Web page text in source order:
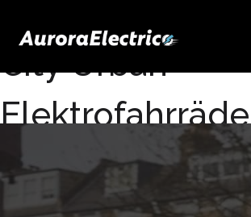
City Urban
Hersteller